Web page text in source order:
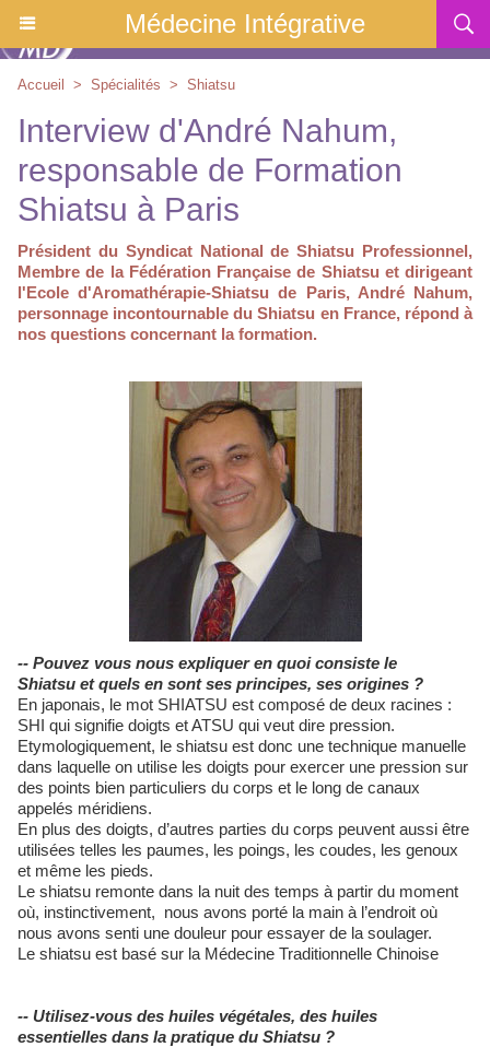
Médecine Intégrative
Accueil > Spécialités > Shiatsu
Interview d'André Nahum,
responsable de Formation
Shiatsu à Paris
Président du Syndicat National de Shiatsu Professionnel,
Membre de la Fédération Française de Shiatsu et dirigeant
l'Ecole d'Aromathérapie-Shiatsu de Paris, André Nahum,
personnage incontournable du Shiatsu en France, répond à
nos questions concernant la formation.
-- Pouvez vous nous expliquer en quoi consiste le
Shiatsu et quels en sont ses principes, ses origines ?
En japonais, le mot SHIATSU est composé de deux racines :
SHI qui signifie doigts et ATSU qui veut dire pression.
Etymologiquement, le shiatsu est donc une technique manuelle
dans laquelle on utilise les doigts pour exercer une pression sur
des points bien particuliers du corps et le long de canaux
appelés méridiens.
En plus des doigts, d’autres parties du corps peuvent aussi être
utilisées telles les paumes, les poings, les coudes, les genoux
et même les pieds.
Le shiatsu remonte dans la nuit des temps à partir du moment
où, instinctivement, nous avons porté la main à l’endroit où
nous avons senti une douleur pour essayer de la soulager.
Le shiatsu est basé sur la Médecine Traditionnelle Chinoise
-- Utilisez-vous des huiles végétales, des huiles
essentielles dans la pratique du Shiatsu ?